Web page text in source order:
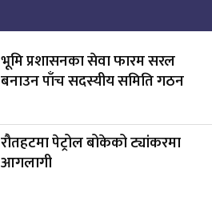
भूमि प्रशासनका सेवा फारम सरल
बनाउन पाँच सदस्यीय समिति गठन
रौतहटमा पेट्रोल बोकेको ट्यांकरमा
आगलागी